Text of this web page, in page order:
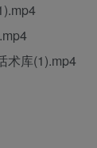
术库(1).mp4